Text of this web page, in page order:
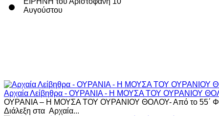
Αρχαία Λείβηθρα - ΟΥΡΑΝΙΑ - Η ΜΟΥΣΑ ΤΟΥ ΟΥΡΑΝΙΟΥ
ΟΥΡΑΝΙΑ – Η ΜΟΥΣΑ ΤΟΥ ΟΥΡΑΝΙΟΥ ΘΟΛΟΥ- Από το 55΄
Διάλεξη στα Αρχαία...